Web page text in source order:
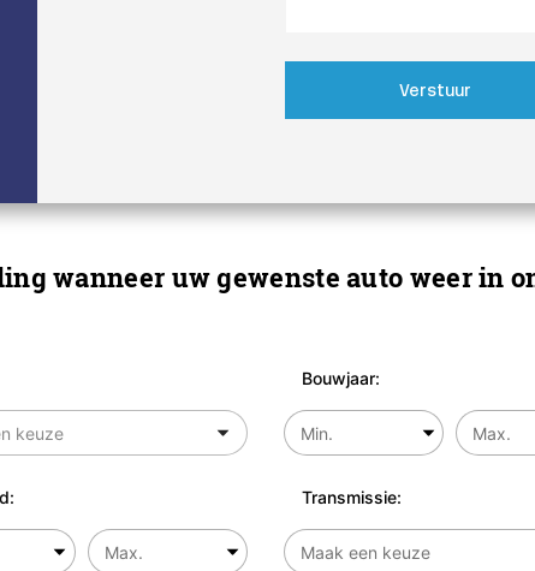
Verstuur
wanneer uw gewenste auto weer in
Bouwjaar:
Transmissie: